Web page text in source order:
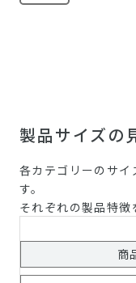
製品サイズの
各カテゴリーのサ
す。
それぞれの製品特徴
商